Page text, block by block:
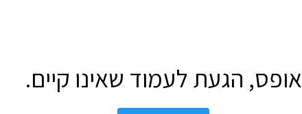
אופס, הגעת לעמוד שאינו קיים.